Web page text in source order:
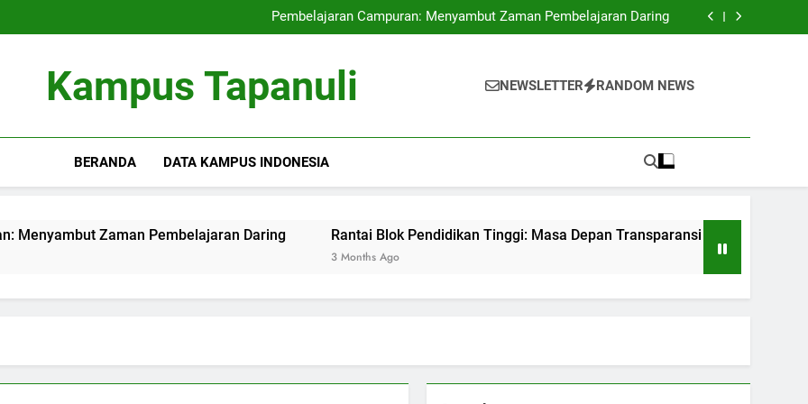
Pembelajaran Campuran: Menyambut Zaman Pembelajaran Daring
Rantai Blok Pendidikan Tinggi: Masa Depan Transparansi di Institusi
Pembelajaran Campuran: Menyambut Zaman Pembelajaran Daring
Rantai Blok Pendidikan Tinggi: Masa Depan Transparansi di Institusi
Kampus Tapanuli NEWSLETTER RANDOM NEWS
BERANDA DATA KAMPUS INDONESIA
Zaman Pembelajaran Daring Rantai Blok Pendidikan Tinggi: Masa Depan Transparansi di Institusi Pendidikan
3 Months Ago